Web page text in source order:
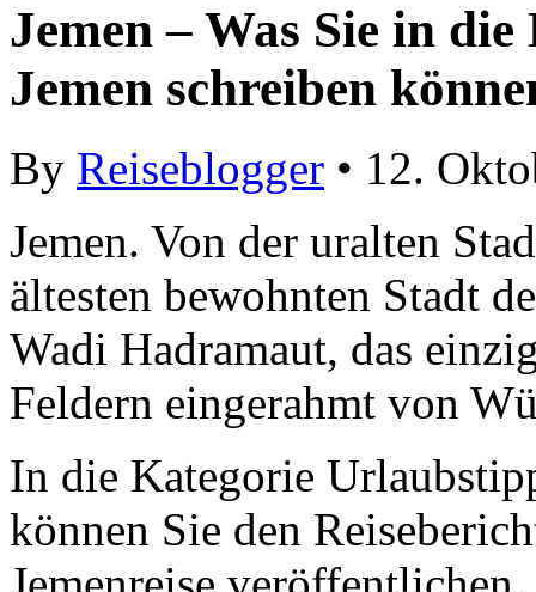
Jemen – Was Sie in
Jemen schreiben
By Reiseblogger • 12.
Jemen. Von der uralten
ältesten bewohnten Stadt
Wadi Hadramaut, das
Feldern eingerahmt von
In die Kategorie
können Sie den